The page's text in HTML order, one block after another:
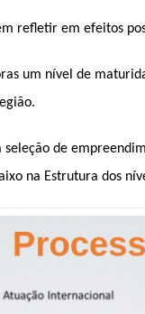
refletir em efeitos
um nível de
de
na Estrutura dos